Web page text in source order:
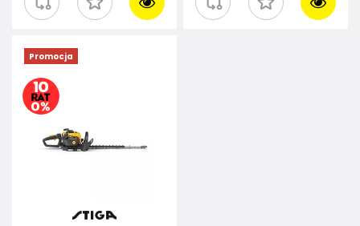
Promocja